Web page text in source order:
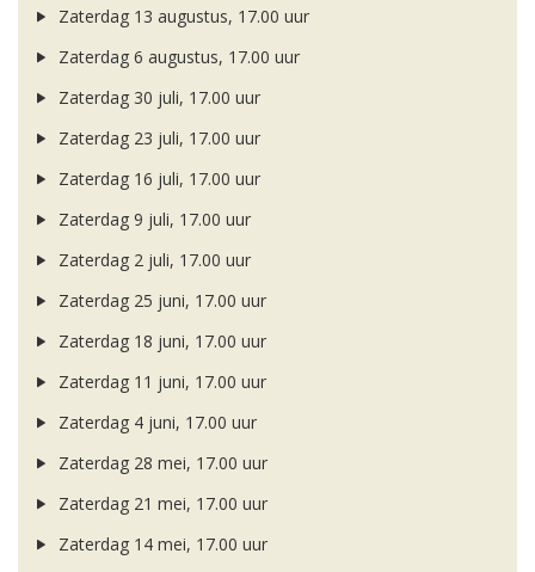
Zaterdag 13 augustus, 17.00 uur
Zaterdag 6 augustus, 17.00 uur
Zaterdag 30 juli, 17.00 uur
Zaterdag 23 juli, 17.00 uur
Zaterdag 16 juli, 17.00 uur
Zaterdag 9 juli, 17.00 uur
Zaterdag 2 juli, 17.00 uur
Zaterdag 25 juni, 17.00 uur
Zaterdag 18 juni, 17.00 uur
Zaterdag 11 juni, 17.00 uur
Zaterdag 4 juni, 17.00 uur
Zaterdag 28 mei, 17.00 uur
Zaterdag 21 mei, 17.00 uur
Zaterdag 14 mei, 17.00 uur